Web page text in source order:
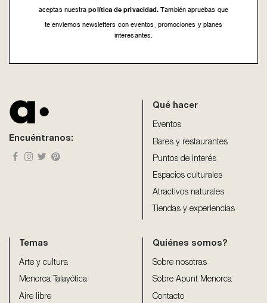
aceptas nuestra política de privacidad. También apruebas que
te enviemos newsletters con eventos, promociones y planes
interesantes.
left
Encuéntranos:
Qué hacer
Eventos
Bares y restaurantes
Puntos de interés
Espacios culturales
Atractivos naturales
Tiendas y experiencias
Temas
Arte y cultura
Menorca Talayótica
Aire libre
Quiénes somos?
Sobre nosotras
Sobre Apunt Menorca
Contacto